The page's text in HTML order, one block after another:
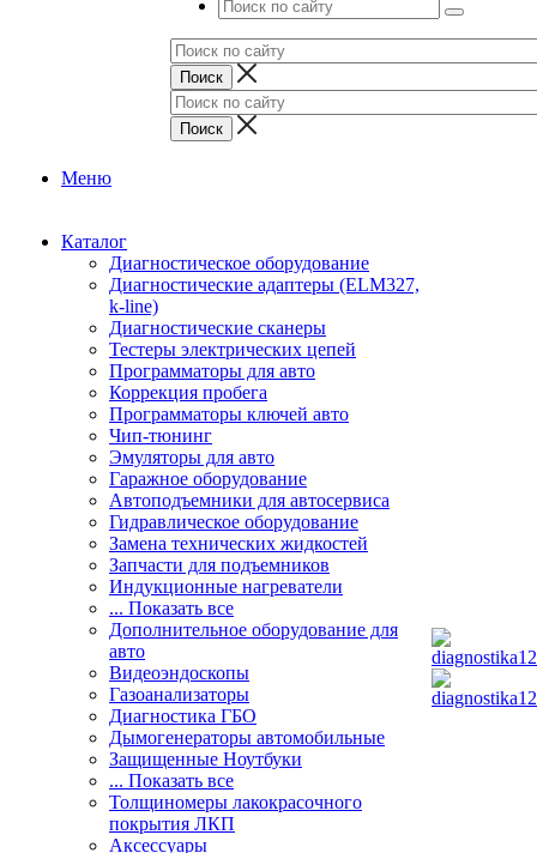
Меню
Каталог
Диагностическое оборудование
Диагностические адаптеры (ELM327,
k-line)
Диагностические сканеры
Тестеры электрических цепей
Программаторы для авто
Коррекция пробега
Программаторы ключей авто
Чип-тюнинг
Эмуляторы для авто
Гаражное оборудование
Автоподъемники для автосервиса
Гидравлическое оборудование
Замена технических жидкостей
Запчасти для подъемников
Индукционные нагреватели
... Показать все
Дополнительное оборудование для
авто
Видеоэндоскопы
Газоанализаторы
Диагностика ГБО
Дымогенераторы автомобильные
Защищенные Ноутбуки
... Показать все
Толщиномеры лакокрасочного
покрытия ЛКП
Аксессуары